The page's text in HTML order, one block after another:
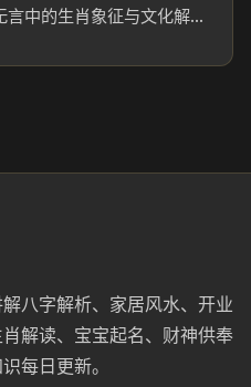
相顾无言是什么生肖_相顾无言中的生肖象征与文化解读
八字解析、家居风水、开业
解读、宝宝起名、财神供奉
每日更新。